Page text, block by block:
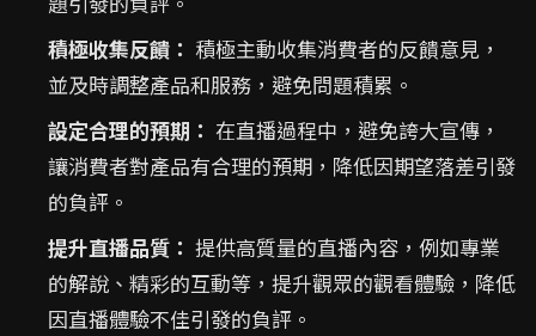
積極收集反饋： 積極主動收集消費者的反饋意見，
並及時調整產品和服務，避免問題積累。
設定合理的預期： 在直播過程中，避免誇大宣傳，
讓消費者對產品有合理的預期，降低因期望落差引發
的負評。
提升直播品質： 提供高質量的直播內容，例如專業
的解說、精彩的互動等，提升觀眾的觀看體驗，降低
因直播體驗不佳引發的負評。